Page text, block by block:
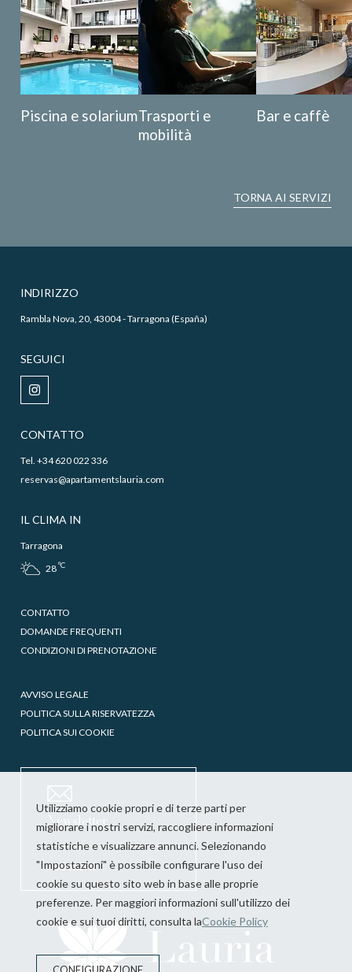
Piscina e solariumTrasporti e
mobilità
Bar e caffè
TORNA AI SERVIZI
INDIRIZZO
Rambla Nova, 20, 43004 - Tarragona (España)
SEGUICI
CONTATTO
Tel. +34 620 022 336
reservas@apartamentslauria.com
IL CLIMA IN
Tarragona
28ºC
CONTATTO
DOMANDE FREQUENTI
CONDIZIONI DI PRENOTAZIONE
AVVISO LEGALE
POLITICA SULLA RISERVATEZZA
POLITICA SUI COOKIE
Newsletter
Abbonarsi
Utilizziamo cookie propri e di terze parti per
migliorare i nostri servizi, raccogliere informazioni
statistiche e visualizzare annunci. Selezionando
"Impostazioni" è possibile configurare l'uso dei
cookie su questo sito web in base alle proprie
preferenze. Per maggiori informazioni sull'utilizzo dei
cookie e sui tuoi diritti, consulta laCookie Policy